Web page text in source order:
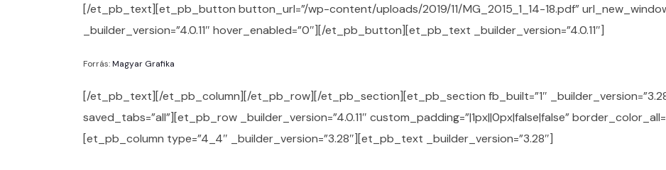
[/et_pb_text][et_pb_button button_url=”/wp-content/uploads/2019/11/MG_2015_1_14-18.pdf”
_builder_version=”4.0.11″ hover_enabled=”0″][/et_pb_button][et_pb_text _builder_version=”4.0.11″]
Forrás:Magyar Grafika
[/et_pb_text][/et_pb_column][/et_pb_row][/et_pb_section][et_pb_section fb_built=”1″
saved_tabs=”all”][et_pb_row _builder_version=”4.0.11″ custom_padding=”|1px||0px|false|false”
[et_pb_column type=”4_4″ _builder_version=”3.28″][et_pb_text _builder_version=”3.28″]